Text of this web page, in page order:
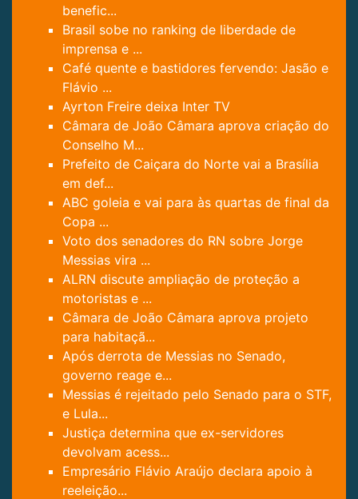
benefic...
Brasil sobe no ranking de liberdade de
imprensa e ...
Café quente e bastidores fervendo: Jasão e
Flávio ...
Ayrton Freire deixa Inter TV
Câmara de João Câmara aprova criação do
Conselho M...
Prefeito de Caiçara do Norte vai a Brasília
em def...
ABC goleia e vai para às quartas de final da
Copa ...
Voto dos senadores do RN sobre Jorge
Messias vira ...
ALRN discute ampliação de proteção a
motoristas e ...
Câmara de João Câmara aprova projeto
para habitaçã...
Após derrota de Messias no Senado,
governo reage e...
Messias é rejeitado pelo Senado para o STF,
e Lula...
Justiça determina que ex-servidores
devolvam acess...
Empresário Flávio Araújo declara apoio à
reeleição...